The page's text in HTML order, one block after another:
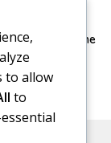
Pajak Reklame
to allow
to